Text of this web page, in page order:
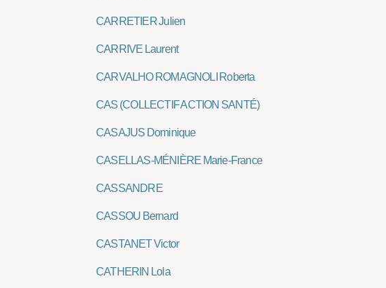
CARRETIER Julien
CARRIVE Laurent
CARVALHO ROMAGNOLI Roberta
CAS (COLLECTIF ACTION SANTÉ)
CASAJUS Dominique
CASELLAS-MÉNIÈRE Marie-France
CASSANDRE
CASSOU Bernard
CASTANET Victor
CATHERIN Lola